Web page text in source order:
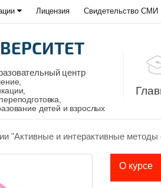
Лицензия Свидетельство СМИ
центр
детей и взрослых
"Активные и интерактивные
О курсе